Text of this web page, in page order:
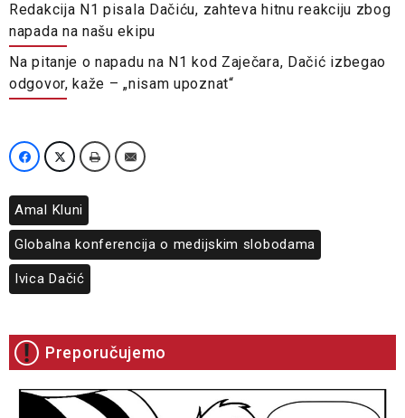
Redakcija N1 pisala Dačiću, zahteva hitnu reakciju zbog
napada na našu ekipu
Na pitanje o napadu na N1 kod Zaječara, Dačić izbegao
odgovor, kaže – „nisam upoznat“
Amal Kluni
Globalna konferencija o medijskim slobodama
Ivica Dačić
Preporučujemo